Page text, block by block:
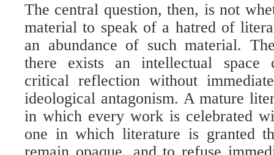
The central question, then, is not
material to speak of a hatred of
an abundance of such material.
there exists an intellectual space
critical reflection without
ideological antagonism. A mature
in which every work is celebrated
one in which literature is granted